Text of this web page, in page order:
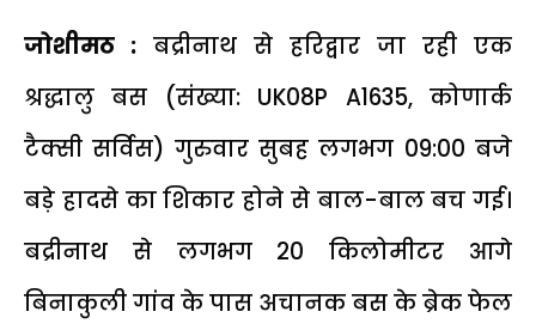
​जोशीमठ : बद्रीनाथ से हरिद्वार जा रही एक
श्रद्धालु बस (संख्या: UK08P A1635, कोणार्क
टैक्सी सर्विस) गुरुवार सुबह लगभग 09:00 बजे
बड़े हादसे का शिकार होने से बाल-बाल बच गई।
बद्रीनाथ से लगभग 20 किलोमीटर आगे
बिनाकुली गांव के पास अचानक बस के ब्रेक फेल